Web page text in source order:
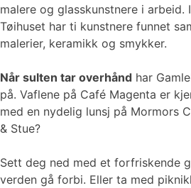
malere og glasskunstnere i arbeid.
Tøihuset har ti kunstnere funnet
malerier, keramikk og smykker.
Når sulten tar overhånd har
på. Vaflene på Café Magenta er
med en nydelig lunsj på Mormors
& Stue?
Sett deg ned med et forfriskende
verden gå forbi. Eller ta med